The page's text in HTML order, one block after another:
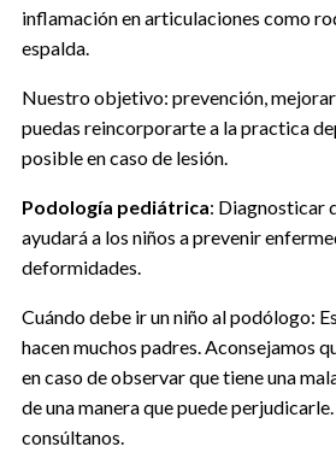
inflamación en articulaciones como
espalda.
Nuestro objetivo: prevención,
puedas reincorporarte a la practica
posible en caso de lesión.
Podología pediátrica: Diagnosticar
ayudará a los niños a prevenir
deformidades.
Cuándo debe ir un niño al podólogo:
hacen muchos padres. Aconsejamos
en caso de observar que tiene una
de una manera que puede
consúltanos.